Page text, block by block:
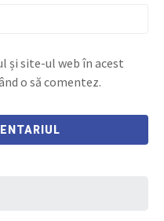
și site-ul web în acest
o să comentez.